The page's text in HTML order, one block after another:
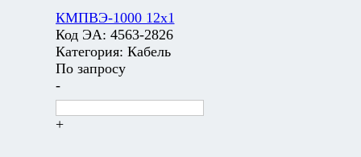
КМПВЭ-1000 12х1
Код ЭА: 4563-2826
Категория: Кабель
По запросу
-
+